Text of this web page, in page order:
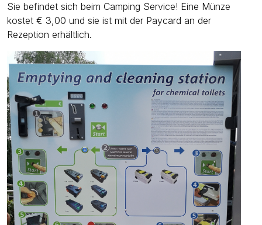
Sie befindet sich beim Camping Service! Eine Münze
kostet € 3,00 und sie ist mit der Paycard an der
Rezeption erhältlich.